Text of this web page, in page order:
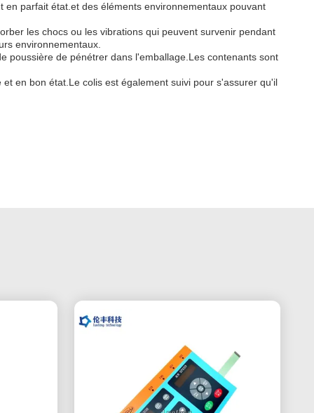
parfait état.et des éléments environnementaux pouvant
les chocs ou les vibrations qui peuvent survenir pendant
environnementaux.
poussière de pénétrer dans l'emballage.Les contenants sont
en bon état.Le colis est également suivi pour s'assurer qu'il